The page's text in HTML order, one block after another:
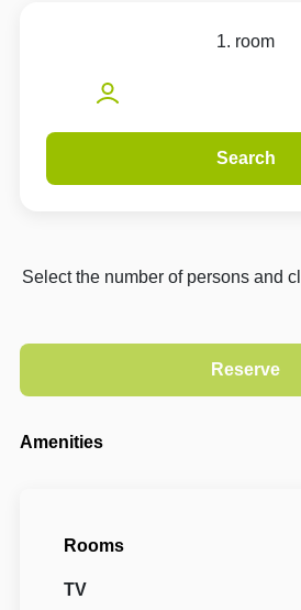
1. room
Search
Select the number of persons and
Amenities
Rooms
TV